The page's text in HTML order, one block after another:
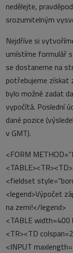
nedělejte,
srozumitelným
Nejdříve si
umístíme formulář
se dostaneme na
potřebujeme získat
bylo možné zadat
vypočítá. Poslední
dané pozice
v GMT).
<FORM
<TABLE><TR><TD>
<fieldset
<legend>Výpočet
na zemi!</legend>
<TABLE width=400
<TR><TD
<INPUT